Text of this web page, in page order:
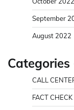
September
August 2022
CALL
FACT CHECK